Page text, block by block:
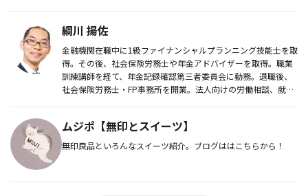
綱川 揚佐
金融機関在職中に1級ファイナンシャルプランニング技能士を取
得。その後、社会保険労務士や年金アドバイザーを取得。職業
訓練講師を経て、年金記録確認第三者委員会に勤務。退職後、
社会保険労務士・FP事務所を開業。法人向けの労働相談、就業
ムジポ【無印とスイーツ】
無印良品といろんなスイーツ紹介。ブログははこちらから！